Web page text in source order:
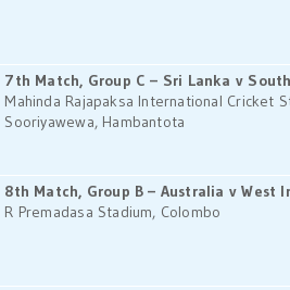
7th Match, Group C – Sri Lanka v
Mahinda Rajapaksa International Cricket
Sooriyawewa, Hambantota
8th Match, Group B – Australia v West
R Premadasa Stadium, Colombo